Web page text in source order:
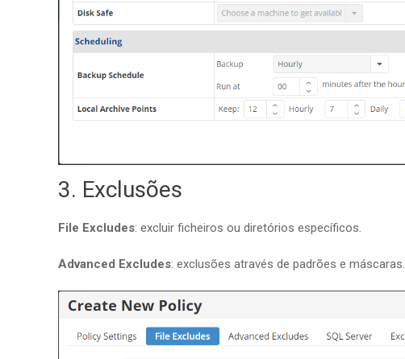
3. Exclusões
File Excludes: excluir ficheiros ou diretórios específicos.
Advanced Excludes: exclusões através de padrões e máscaras.